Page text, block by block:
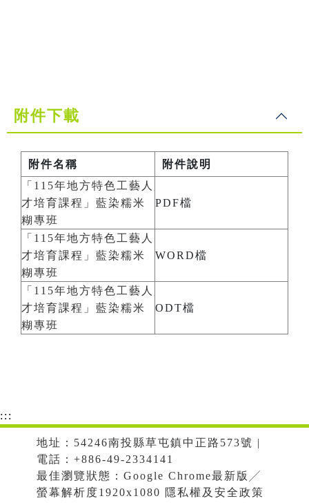
附件下載
附件名稱
附件說明
「115年地方特色工藝人
才培育課程」藍染糯米
糊專班
PDF檔
「115年地方特色工藝人
才培育課程」藍染糯米
糊專班
WORD檔
「115年地方特色工藝人
才培育課程」藍染糯米
糊專班
ODT檔
:::
地址：54246南投縣草屯鎮中正路573號 |
電話：+886-49-2334141
最佳瀏覽狀態：Google Chrome最新版╱
螢幕解析度1920x1080 隱私權及安全政策